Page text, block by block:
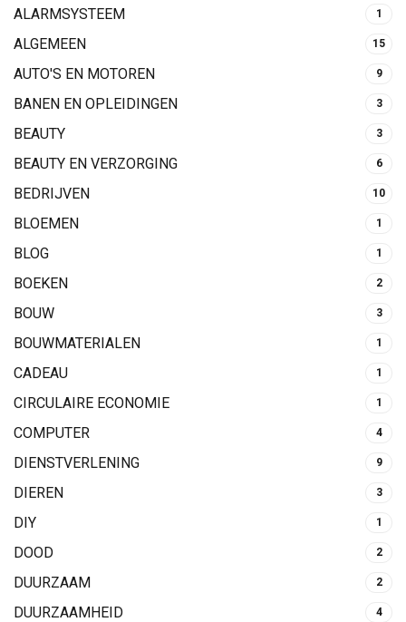
ALARMSYSTEEM 1
ALGEMEEN 15
AUTO'S EN MOTOREN 9
BANEN EN OPLEIDINGEN 3
BEAUTY 3
BEAUTY EN VERZORGING 6
BEDRIJVEN 10
BLOEMEN 1
BLOG 1
BOEKEN 2
BOUW 3
BOUWMATERIALEN 1
CADEAU 1
CIRCULAIRE ECONOMIE 1
COMPUTER 4
DIENSTVERLENING 9
DIEREN 3
DIY 1
DOOD 2
DUURZAAM 2
DUURZAAMHEID 4